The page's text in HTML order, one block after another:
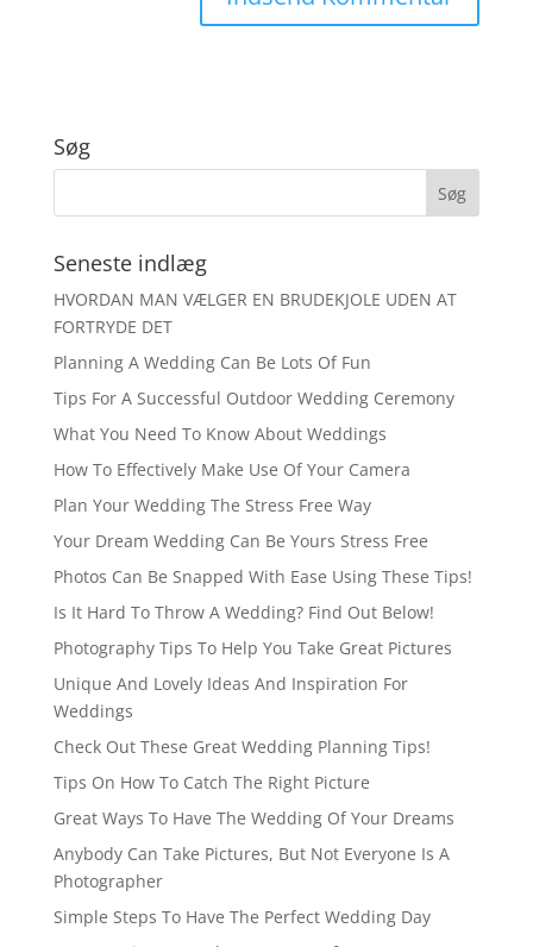
Søg
Seneste indlæg
HVORDAN MAN VÆLGER EN BRUDEKJOLE UDEN AT
FORTRYDE DET
Planning A Wedding Can Be Lots Of Fun
Tips For A Successful Outdoor Wedding Ceremony
What You Need To Know About Weddings
How To Effectively Make Use Of Your Camera
Plan Your Wedding The Stress Free Way
Your Dream Wedding Can Be Yours Stress Free
Photos Can Be Snapped With Ease Using These Tips!
Is It Hard To Throw A Wedding? Find Out Below!
Photography Tips To Help You Take Great Pictures
Unique And Lovely Ideas And Inspiration For
Weddings
Check Out These Great Wedding Planning Tips!
Tips On How To Catch The Right Picture
Great Ways To Have The Wedding Of Your Dreams
Anybody Can Take Pictures, But Not Everyone Is A
Photographer
Simple Steps To Have The Perfect Wedding Day